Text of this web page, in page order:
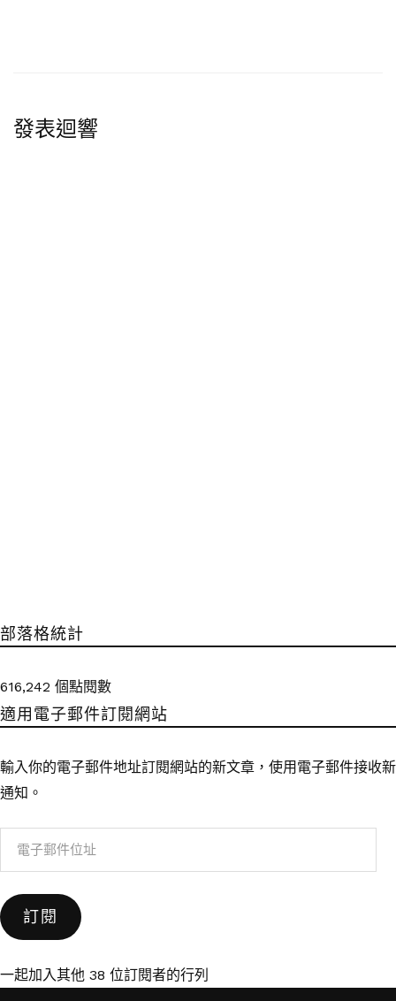
發表迴響
部落格統計
616,242 個點閱數
適用電子郵件訂閱網站
輸入你的電子郵件地址訂閱網站的新文章，使用電子郵件接收新
通知。
件
位
訂閱
一起加入其他 38 位訂閱者的行列